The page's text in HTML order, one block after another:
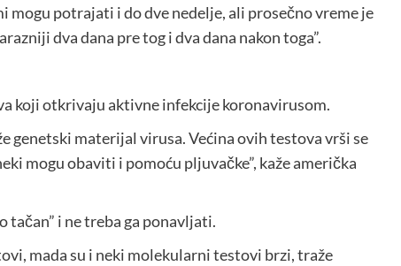
mogu potrajati i do dve nedelje, ali prosečno vreme je
dva dana pre tog i dva dana nakon toga”.
koji otkrivaju aktivne infekcije koronavirusom.
genetski materijal virusa. Većina ovih testova vrši se
mogu obaviti i pomoću pljuvačke”, kaže američka
tačan” i ne treba ga ponavljati.
mada su i neki molekularni testovi brzi, traže